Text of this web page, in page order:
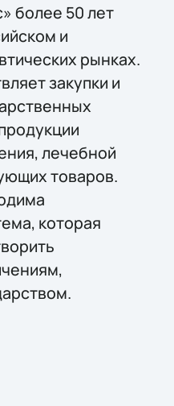
более 50 лет
и
рынках.
закупки и
лечебной
товаров.
которая